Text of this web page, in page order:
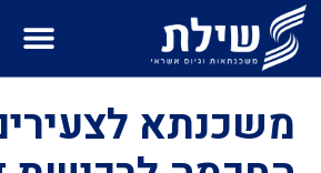
משכנתא